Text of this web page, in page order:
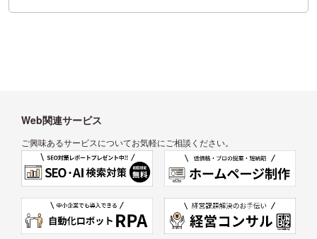
Web関連サービス
ご興味あるサービスについてお気軽にご相談ください。